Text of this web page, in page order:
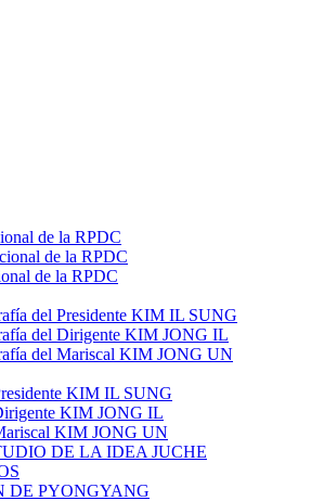
de la RPDC
de la RPDC
de la RPDC
del Presidente KIM IL SUNG
del Dirigente KIM JONG IL
del Mariscal KIM JONG UN
KIM IL SUNG
KIM JONG IL
KIM JONG UN
DE LA IDEA JUCHE
DE PYONGYANG